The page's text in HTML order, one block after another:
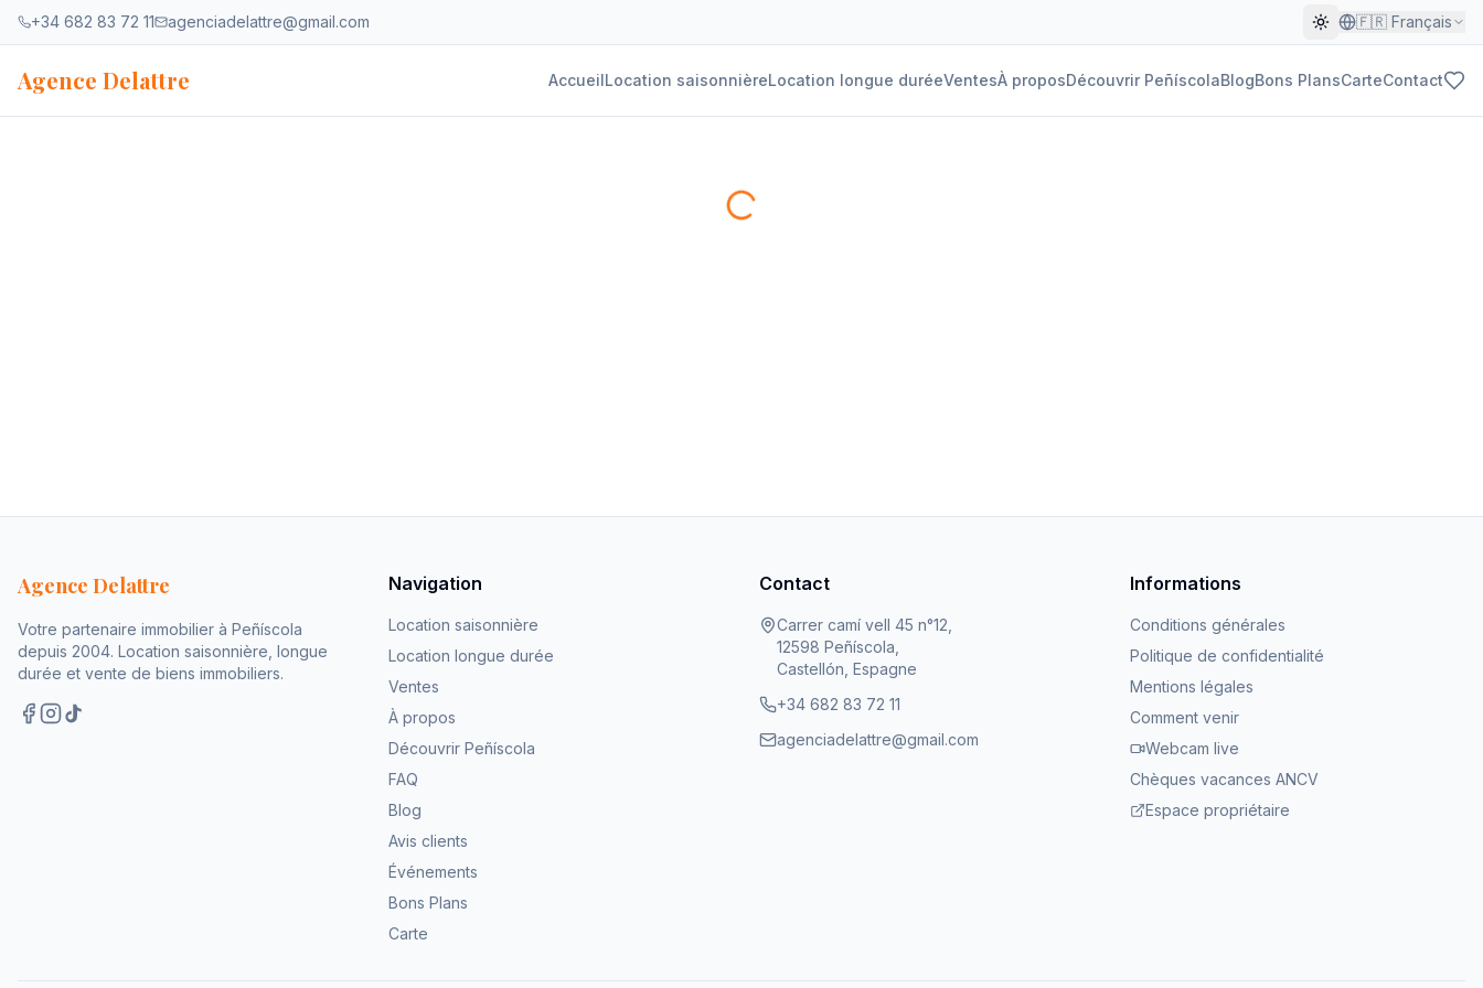
Aller au contenu
+34 682 83 72 11 agenciadelattre@gmail.com 🇫🇷 Français
Agence Delattre AccueilLocation saisonnièreLocation longue duréeVentesÀ proposDécouvrir PeñíscolaBlogBons PlansCarteContact
Agence Delattre
Votre partenaire immobilier à Peñíscola
depuis 2004. Location saisonnière, longue
durée et vente de biens immobiliers.
Navigation
Location saisonnière
Location longue durée
Ventes
À propos
Découvrir Peñíscola
FAQ
Blog
Avis clients
Événements
Bons Plans
Carte
Contact
Carrer camí vell 45 n°12,
12598 Peñíscola,
Castellón, Espagne
+34 682 83 72 11
agenciadelattre@gmail.com
Informations
Conditions générales
Politique de confidentialité
Mentions légales
Comment venir
Webcam live
Chèques vacances ANCV
Espace propriétaire